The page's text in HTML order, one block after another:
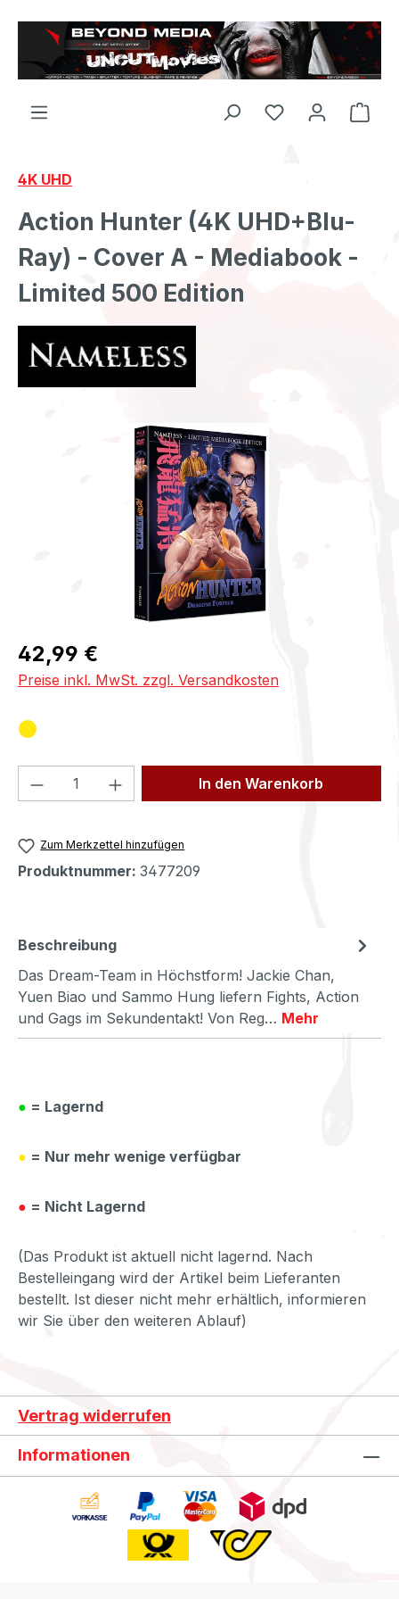
Zum Hauptinhalt springen
4K UHD
Action Hunter (4K UHD+Blu-
Ray) - Cover A - Mediabook -
Limited 500 Edition
Bildergalerie überspringen
Regulärer Preis:
42,99 €
Preise inkl. MwSt. zzgl. Versandkosten
Produkt Anzahl: Gib denIn den Warenkorb
Zum Merkzettel hinzufügen
Produktnummer: 3477209
Beschreibung
Das Dream-Team in Höchstform! Jackie Chan,
Yuen Biao und Sammo Hung liefern Fights, Action
und Gags im Sekundentakt! Von Reg… Mehr
● = Lagernd
● = Nur mehr wenige verfügbar
● = Nicht Lagernd
(Das Produkt ist aktuell nicht lagernd. Nach
Bestelleingang wird der Artikel beim Lieferanten
bestellt. Ist dieser nicht mehr erhältlich, informieren
wir Sie über den weiteren Ablauf)
Vertrag widerrufen
Informationen